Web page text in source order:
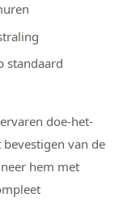
standaard
doe-het-
van de
hem met